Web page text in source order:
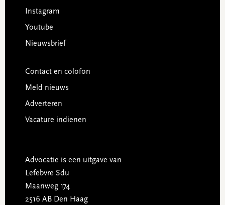
Instagram
Youtube
Nieuwsbrief
Contact en colofon
Meld nieuws
Adverteren
Vacature indienen
Advocatie is een uitgave van
Lefebvre Sdu
Maanweg 174
2516 AB Den Haag